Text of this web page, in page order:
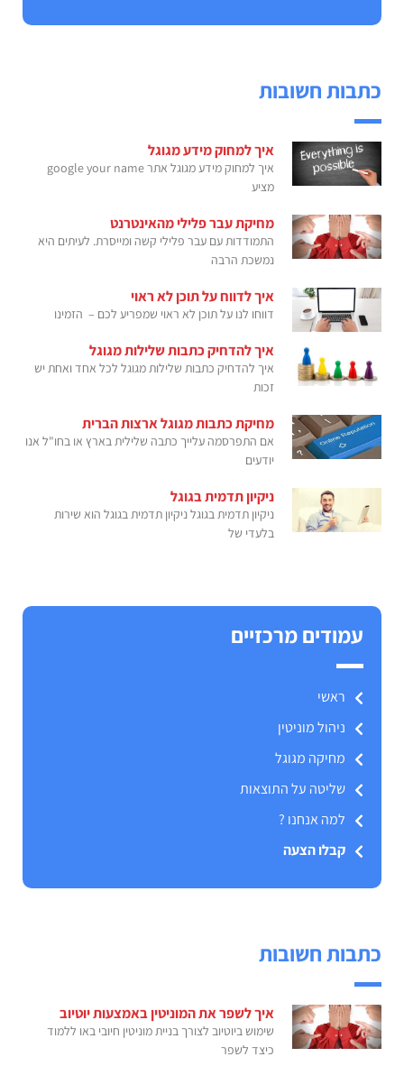
כתבות חשובות
איך למחוק מידע מגוגל
מציע
מחיקת עבר פלילי מהאינטרנט
התמודדות עם עבר פלילי קשה ומייסרת. לעיתים היא
נמשכת הרבה
איך לדווח על תוכן לא ראוי
דווחו לנו על תוכן לא ראוי שמפריע לכם – הזמינו
איך להדחיק כתבות שלילות מגוגל
איך להדחיק כתבות שלילות מגוגל לכל אחד ואחת יש
זכות
מחיקת כתבות מגוגל ארצות הברית
אם התפרסמה עלייך כתבה שלילית בארץ או בחו"ל אנו
יודעים
ניקיון תדמית בגוגל
ניקיון תדמית בגוגל ניקיון תדמית בגוגל הוא שירות
בלעדי של
עמודים מרכזיים
ראשי
ניהול מוניטין
מחיקה מגוגל
שליטה על התוצאות
למה אנחנו ?
קבלו הצעה
כתבות חשובות
איך לשפר את המוניטין באמצעות יוטיוב
שימוש ביוטיוב לצורך בניית מוניטין חיובי באו ללמוד
כיצד לשפר